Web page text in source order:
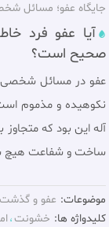
جایگاه عفو؛ مسائل
آيا عفو فرد
صحيح است؟
عفو در مسائل شخصى
نكوهيده و مذموم
آله اين بود كه
ساخت و شفاعت هيچ
موضوعات: عفو و گذشت
کلیدواژه ها: خشونت